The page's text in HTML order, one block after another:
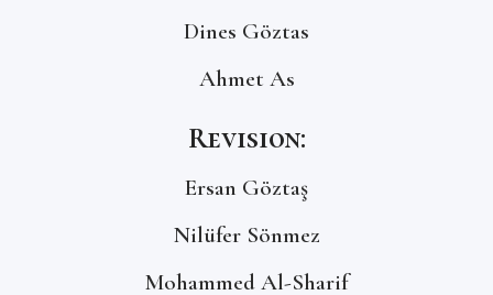
Dines Göztas
Ahmet As
Revision:
Ersan Göztaş
Nilüfer Sönmez
Mohammed Al-Sharif